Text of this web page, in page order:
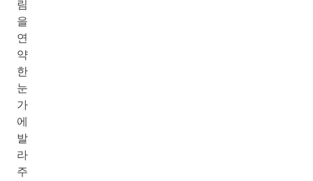
림
을
연
약
한
눈
가
에
발
라
주